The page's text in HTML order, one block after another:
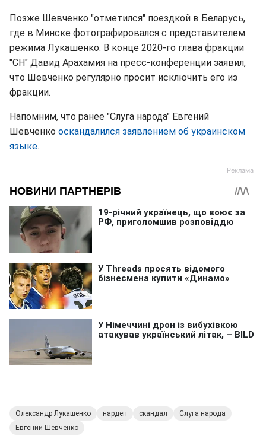
Позже Шевченко "отметился" поездкой в Беларусь,
где в Минске фотографировался с представителем
режима Лукашенко. В конце 2020-го глава фракции
"СН" Давид Арахамия на пресс-конференции заявил,
что Шевченко регулярно просит исключить его из
фракции.
Напомним, что ранее "Слуга народа" Евгений
Шевченко оскандалился заявлением об украинском
языке.
Олександр Лукашенко нардеп скандал
Слуга народа
Евгений Шевченко